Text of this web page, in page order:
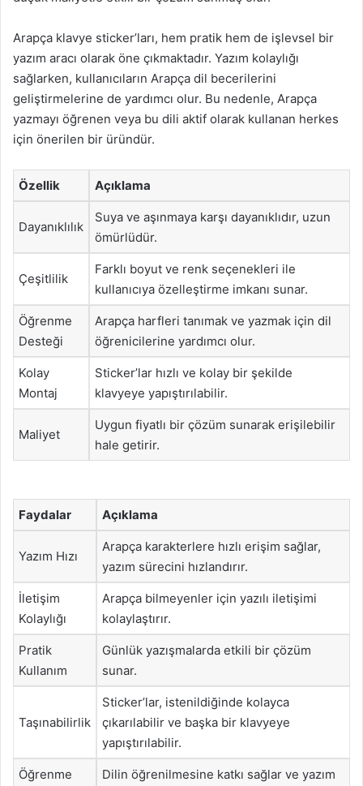
Arapça klavye sticker’ları, hem pratik hem de işlevsel bir
yazım aracı olarak öne çıkmaktadır. Yazım kolaylığı
sağlarken, kullanıcıların Arapça dil becerilerini
geliştirmelerine de yardımcı olur. Bu nedenle, Arapça
yazmayı öğrenen veya bu dili aktif olarak kullanan herkes
için önerilen bir üründür.
Özellik Açıklama
Dayanıklılık
Suya ve aşınmaya karşı dayanıklıdır, uzun
ömürlüdür.
Çeşitlilik
Farklı boyut ve renk seçenekleri ile
kullanıcıya özelleştirme imkanı sunar.
Öğrenme
Desteği
Arapça harfleri tanımak ve yazmak için dil
öğrenicilerine yardımcı olur.
Kolay
Montaj
Sticker’lar hızlı ve kolay bir şekilde
klavyeye yapıştırılabilir.
Maliyet
Uygun fiyatlı bir çözüm sunarak erişilebilir
hale getirir.
Faydalar Açıklama
Yazım Hızı
Arapça karakterlere hızlı erişim sağlar,
yazım sürecini hızlandırır.
İletişim
Kolaylığı
Arapça bilmeyenler için yazılı iletişimi
kolaylaştırır.
Pratik
Kullanım
Günlük yazışmalarda etkili bir çözüm
sunar.
Taşınabilirlik
Sticker’lar, istenildiğinde kolayca
çıkarılabilir ve başka bir klavyeye
yapıştırılabilir.
Öğrenme
Dilin öğrenilmesine katkı sağlar ve yazım